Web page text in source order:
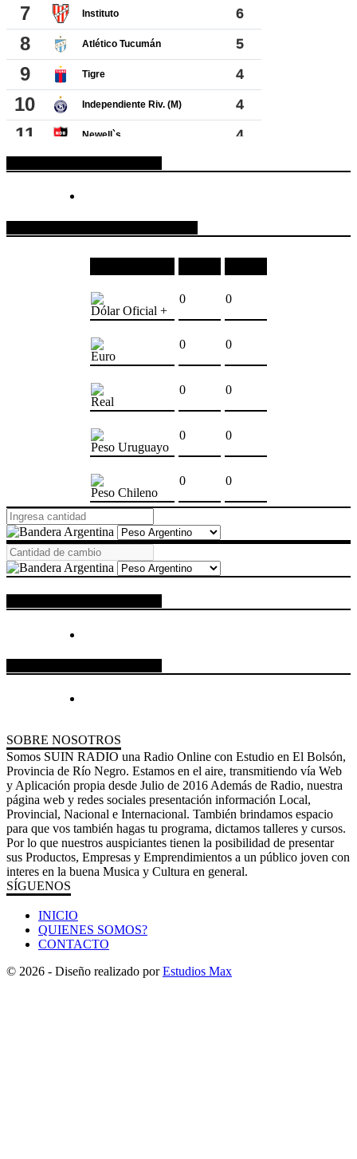
Dólar Oficial +
0 0
Euro
0 0
Real
0 0
Peso Uruguayo
0 0
Peso Chileno
0 0
SOBRE NOSOTROS
Somos SUIN RADIO una Radio Online con Estudio en El Bolsón,
Provincia de Río Negro. Estamos en el aire, transmitiendo vía Web
y Aplicación propia desde Julio de 2016 Además de Radio, nuestra
página web y redes sociales presentación información Local,
Provincial, Nacional e Internacional. También brindamos espacio
para que vos también hagas tu programa, dictamos talleres y cursos.
Por lo que nuestros auspiciantes tienen la posibilidad de presentar
sus Productos, Empresas y Emprendimientos a un público joven con
interes en la buena Musica y Cultura en general.
SÍGUENOS
INICIO
QUIENES SOMOS?
CONTACTO
© 2026 - Diseño realizado porEstudios Max